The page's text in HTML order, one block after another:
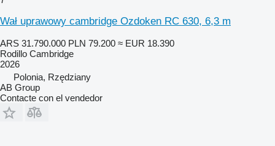
Wał uprawowy cambridge Ozdoken RC 630, 6,3 m
ARS 31.790.000 PLN 79.200 ≈ EUR 18.390
Rodillo Cambridge
2026
Polonia, Rzędziany
AB Group
Contacte con el vendedor